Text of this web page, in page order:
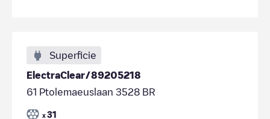
Superficie
ElectraClear/89205218
61 Ptolemaeuslaan 3528 BR
x 31